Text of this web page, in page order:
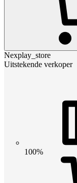
Nexplay_store
Uitstekende verkoper
100%